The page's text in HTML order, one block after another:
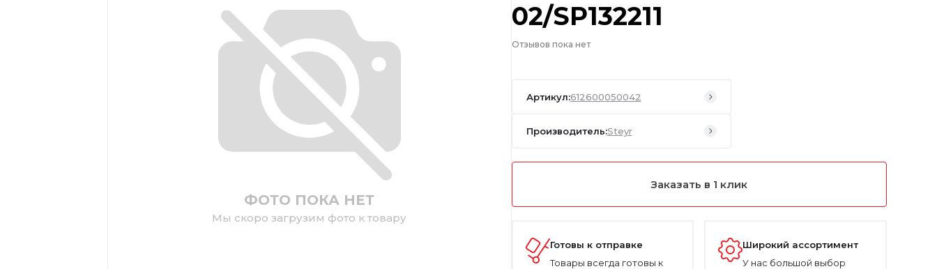
ФОТО ПОКА НЕТ
Мы скоро загрузим фото к товару
02/SP132211
Отзывов пока нет
Артикул:612600050042
Производитель:Steyr
Заказать в 1 клик
Готовы к отправке
Товары всегда готовы к
Широкий ассортимент
У нас большой выбор